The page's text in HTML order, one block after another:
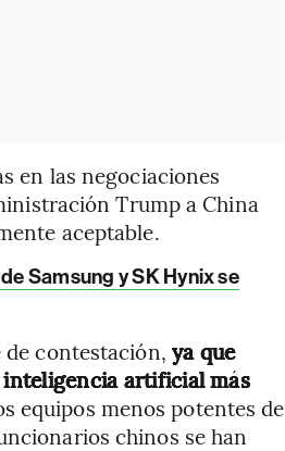
en las negociaciones
Trump a China
aceptable.
Samsung y SK Hynix se
contestación, ya que
inteligencia artificial más
equipos menos potentes de
chinos se han